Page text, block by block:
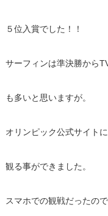
５位入賞でした！！
サーフィンは準決勝から
も多いと思いますが。
オリンピック公式サイト
観る事ができました。
スマホでの観戦だったの